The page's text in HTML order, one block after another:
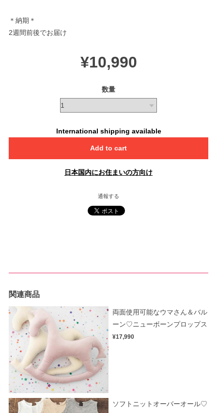
＊納期＊
2週間前後でお届け
¥10,990
数量
International shipping available
Add to cart
日本国内にお住まいの方向け
通報する
関連商品
両面使用可能なウマさん＆バル
ーン♡ニューボーンプロップス
¥17,990
ソフトニットオーバーオール♡